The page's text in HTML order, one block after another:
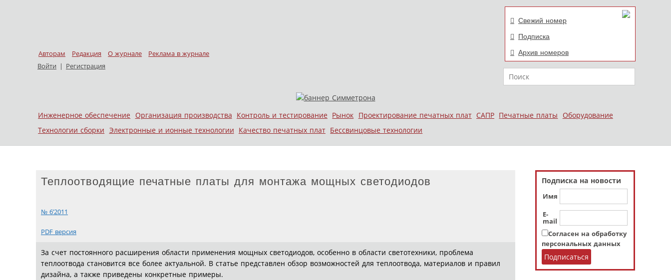
Авторам Редакция О журнале
Реклама в журнале
Войти | Регистрация
Свежий номер
Подписка
Архив номеров
Поиск
Меню
Skip to content
Инженерное обеспечение Организация производства Контроль и тестирование Рынок Проектирование печатных плат САПР Печатные платы
Оборудование
Технологии сборки Электронные и ионные технологии Качество печатных плат Бессвинцовые технологии
Подписка на новости
Имя
E-
mail
Согласен на обработку
персональных данных
Теплоотводящие печатные платы для монтажа мощных светодиодов
№ 6’2011
PDF версия
За счет постоянного расширения области применения мощных светодиодов, особенно в области светотехники, проблема
теплоотвода становится все более актуальной. В статье представлен обзор возможностей для теплоотвода, материалов и правил
дизайна, а также приведены конкретные примеры.